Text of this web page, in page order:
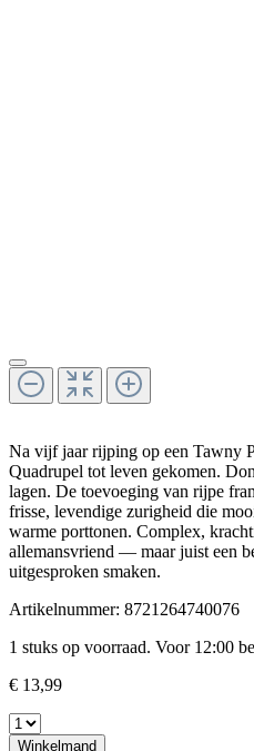
Na vijf jaar rijping op een Tawny
Quadrupel tot leven gekomen.
lagen. De toevoeging van rijpe
frisse, levendige zurigheid die
warme porttonen. Complex,
allemansvriend — maar juist een
uitgesproken smaken.
Artikelnummer: 8721264740076
1 stuks op voorraad. Voor 12:00
€ 13,99
Winkelmand